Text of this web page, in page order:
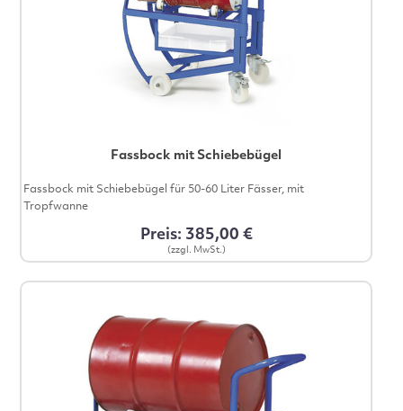
Fassbock mit Schiebebügel
Fassbock mit Schiebebügel für 50-60 Liter Fässer, mit
Tropfwanne
Preis: 385,00 €
(zzgl. MwSt.)